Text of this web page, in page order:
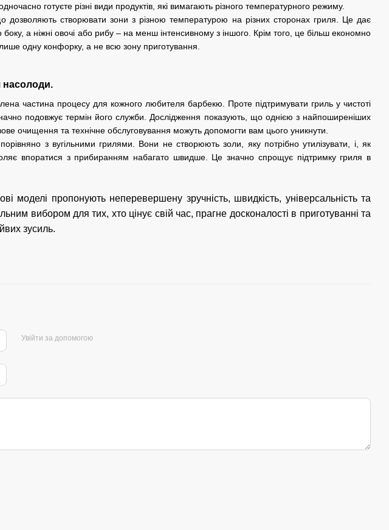
готуєте різні види продуктів, які вимагають різного температурного режиму.
створювати зони з різною температурою на різних сторонах гриля. Це дає
а ніжні овочі або рибу – на менш інтенсивному з іншого. Крім того, це більш економно
одну конфорку, а не всю зону приготування.
насолоди.
частина процесу для кожного любителя барбекю. Проте підтримувати гриль у чистоті
подовжує термін його служби. Дослідження показують, що однією з найпоширеніших
очищення та технічне обслуговування можуть допомогти вам цього уникнути.
з вугільними грилями. Вони не створюють золи, яку потрібно утилізувати, і, як
впоратися з прибиранням набагато швидше. Це значно спрощує підтримку гриля в
моделі пропонують неперевершену зручність, швидкість, універсальність та
вибором для тих, хто цінує свій час, прагне досконалості в приготуванні та
зусиль.
Увійти за допомогою